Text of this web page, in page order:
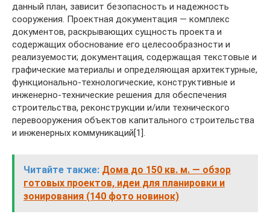
данный план, зависит безопасность и надежность
сооружения. Проектная документация — комплекс
документов, раскрывающих сущность проекта и
содержащих обоснование его целесообразности и
реализуемости; документация, содержащая текстовые и
графические материалы и определяющая архитектурные,
функционально-технологические, конструктивные и
инженерно-технические решения для обеспечения
строительства, реконструкции и/или технического
перевооружения объектов капитального строительства
и инженерных коммуникаций[1].
Читайте также: Дома до 150 кв. м. — обзор
готовых проектов, идеи для планировки и
зонирования (140 фото новинок)